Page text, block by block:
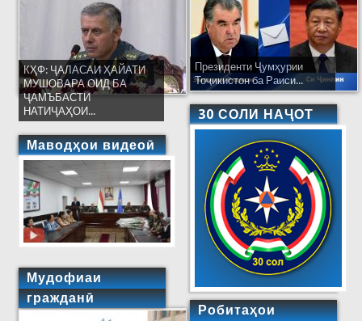
КҲФ: ҶАЛАСАИ ҲАЙАТИ
МУШОВАРА ОИД БА
ҶАМЪБАСТИ
НАТИҶАҲОИ...
Маводҳои видеоӣ
Мудофиаи
гражданӣ
Президенти Ҷумҳурии
Тоҷикистон ба Раиси...
30 СОЛИ НАҶОТ
Робитаҳои